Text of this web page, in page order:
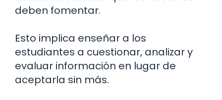
deben fomentar.
Esto implica enseñar a los
estudiantes a cuestionar, analizar y
evaluar información en lugar de
aceptarla sin más.